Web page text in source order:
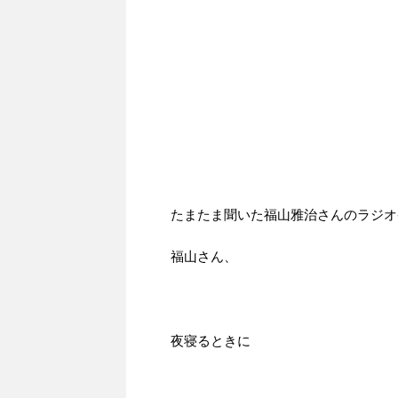
たまたま聞いた福山雅治さんのラジ
福山さん、
夜寝るときに